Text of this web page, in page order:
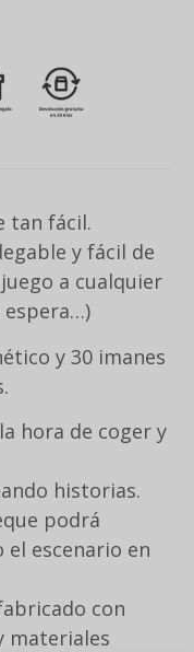
tan fácil.
y fácil de
a cualquier
espera…)
y 30 imanes
hora de coger y
historias.
podrá
escenario en
con
materiales